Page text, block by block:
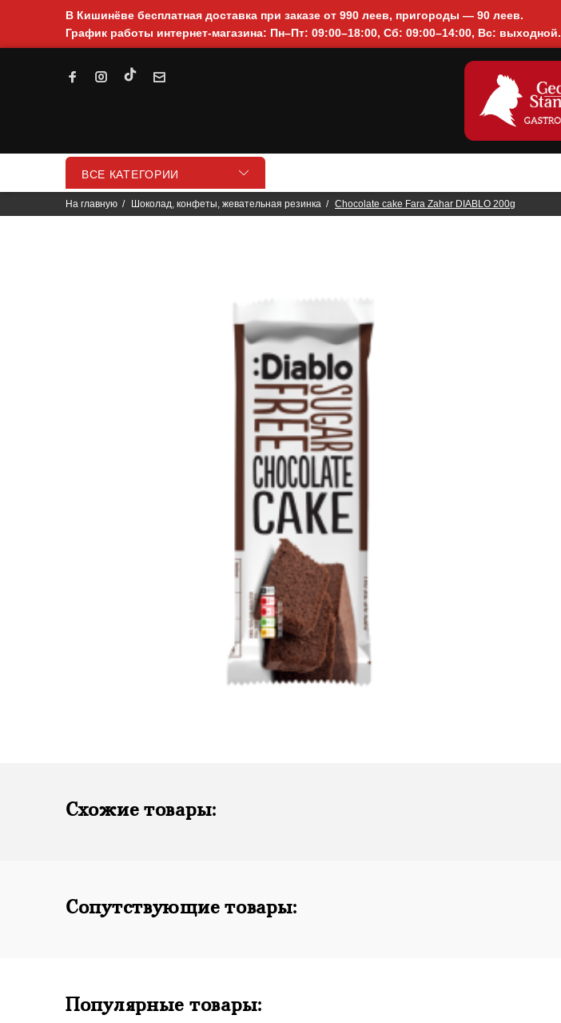
В Кишинёве бесплатная доставка при заказе от 990 леев, пригороды — 90 леев.
График работы интернет-магазина: Пн–Пт: 09:00–18:00, Сб: 09:00–14:00, Вс: выходной.
ВСЕ КАТЕГОРИИ
На главную Шоколад, конфеты, жевательная резинка Chocolate cake Fara Zahar DIABLO 200g
Схожие товары:
Сопутствующие товары:
Популярные товары: